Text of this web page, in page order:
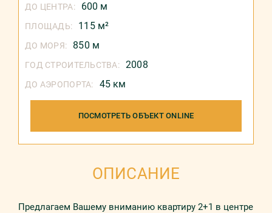
ДО ЦЕНТРА: 600 м
ПЛОЩАДЬ: 115 м²
ДО МОРЯ: 850 м
ГОД СТРОИТЕЛЬСТВА: 2008
ДО АЭРОПОРТА: 45 км
ПОСМОТРЕТЬ ОБЪЕКТ ONLINE
ОПИСАНИЕ
Предлагаем Вашему вниманию квартиру 2+1 в центре